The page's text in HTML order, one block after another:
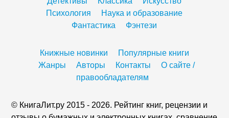
Психология
Наука и образование
Фантастика
Фэнтези
Книжные новинки
Популярные книги
Жанры
Авторы Контакты
О сайте /
правообладателям
© КнигаЛит.ру 2015 - 2026. Рейтинг книг, рецензии и